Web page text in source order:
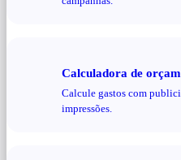
Calculadora de
Calcule gastos com
impressões.